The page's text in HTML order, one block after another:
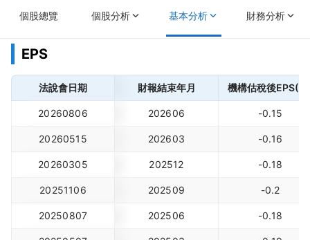
個股總覽 個股分析 基本分析 財務分析
EPS
法說會日期 財報結束年月 機構估稅後EPS(
20260806 202606 -0.15
20260515 202603 -0.16
20260305 202512 -0.18
20251106 202509 -0.2
20250807 202506 -0.18